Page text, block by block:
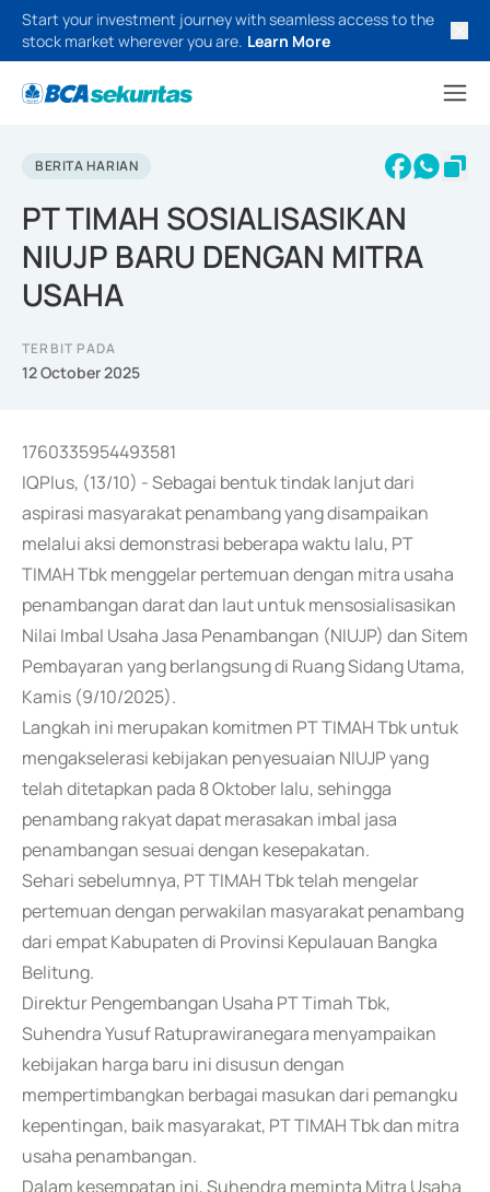
Start your investment journey with seamless access to the
stock market wherever you are. Learn More
BERITA HARIAN
PT TIMAH SOSIALISASIKAN
NIUJP BARU DENGAN MITRA
USAHA
TERBIT PADA
12 October 2025
1760335954493581
IQPlus, (13/10) - Sebagai bentuk tindak lanjut dari
aspirasi masyarakat penambang yang disampaikan
melalui aksi demonstrasi beberapa waktu lalu, PT
TIMAH Tbk menggelar pertemuan dengan mitra usaha
penambangan darat dan laut untuk mensosialisasikan
Nilai Imbal Usaha Jasa Penambangan (NIUJP) dan Sitem
Pembayaran yang berlangsung di Ruang Sidang Utama,
Kamis (9/10/2025).
Langkah ini merupakan komitmen PT TIMAH Tbk untuk
mengakselerasi kebijakan penyesuaian NIUJP yang
telah ditetapkan pada 8 Oktober lalu, sehingga
penambang rakyat dapat merasakan imbal jasa
penambangan sesuai dengan kesepakatan.
Sehari sebelumnya, PT TIMAH Tbk telah mengelar
pertemuan dengan perwakilan masyarakat penambang
dari empat Kabupaten di Provinsi Kepulauan Bangka
Belitung.
Direktur Pengembangan Usaha PT Timah Tbk,
Suhendra Yusuf Ratuprawiranegara menyampaikan
kebijakan harga baru ini disusun dengan
mempertimbangkan berbagai masukan dari pemangku
kepentingan, baik masyarakat, PT TIMAH Tbk dan mitra
usaha penambangan.
Dalam kesempatan ini, Suhendra meminta Mitra Usaha